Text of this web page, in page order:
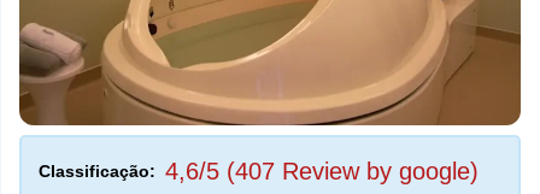
Classificação: 4,6/5 (407 Review by google)